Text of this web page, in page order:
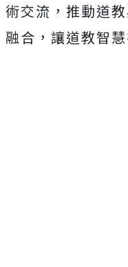
術交流，推動道
融合，讓道教智